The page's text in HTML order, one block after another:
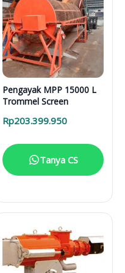
Pengayak MPP 15000 L
Trommel Screen
Rp203.399.950
Tanya CS